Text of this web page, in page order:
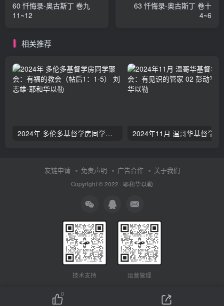
60 忏悔录-奥古斯丁 卷九
11~12
63 忏悔录-奥古斯丁 卷十
4~6
相关推荐
2024年 多伦多基督学房同学聚会：有福的教会（帖后1：1-5） 刘志雄
友链申请 免责声明 广告合作 关于我们
Copyright © 2022 · 耶和华以勒
技术支持 运营管理
0